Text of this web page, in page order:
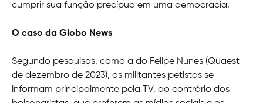
cumprir sua função precípua em uma democracia.
O caso da Globo News
Segundo pesquisas, como a do Felipe Nunes (Quaest
de dezembro de 2023), os militantes petistas se
informam principalmente pela TV, ao contrário dos